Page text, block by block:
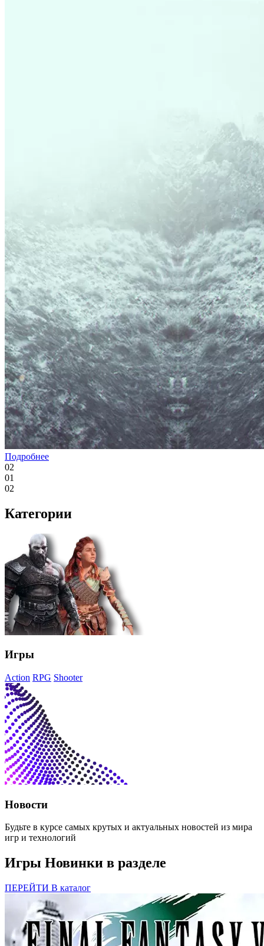
Подробнее
02
01
02
Категории
Игры
Action RPG Shooter
Новости
Будьте в курсе самых крутых и актуальных новостей из мира
игр и технологий
Игры Новинки в разделе
ПЕРЕЙТИ В каталог